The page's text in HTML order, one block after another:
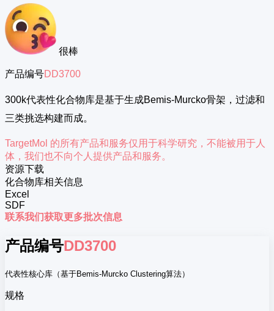
很棒
产品编号DD3700
300k代表性化合物库是基于生成Bemis-Murcko骨架，过滤和
三类挑选构建而成。
TargetMol 的所有产品和服务仅用于科学研究，不能被用于人
体，我们也不向个人提供产品和服务。
资源下载
化合物库相关信息
Excel
SDF
联系我们获取更多批次信息
产品编号DD3700
代表性核心库（基于Bemis-Murcko Clustering算法）
规格